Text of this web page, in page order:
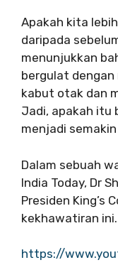
Apakah kita
daripada
menunjukkan
bergulat
kabut otak dan
Jadi, apakah itu
menjadi
Dalam sebuah
India Today, Dr
Presiden King’s
kekhawatiran ini.
https://